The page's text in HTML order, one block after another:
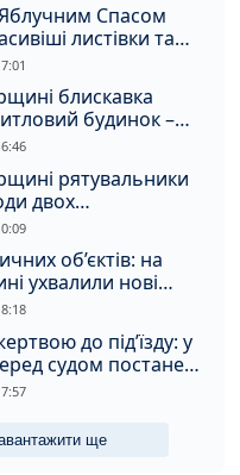
Спасом
листівки та
зі святом
блискавка
будинок –
рятувальники
двох
об’єктів: на
ухвалили нові
до під’їзду: у
судом постане
ще